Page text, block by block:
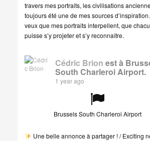
travers mes portraits, les civilisations
toujours été une de mes sources
veux que mes portraits interpellent, que
puisse s’y projeter et s’y reconnaître.
Cédric Brion est à
South Charleroi Airport.
1 year ago
Brussels South Charleroi Airport
Une belle annonce à partager ! / Exciting